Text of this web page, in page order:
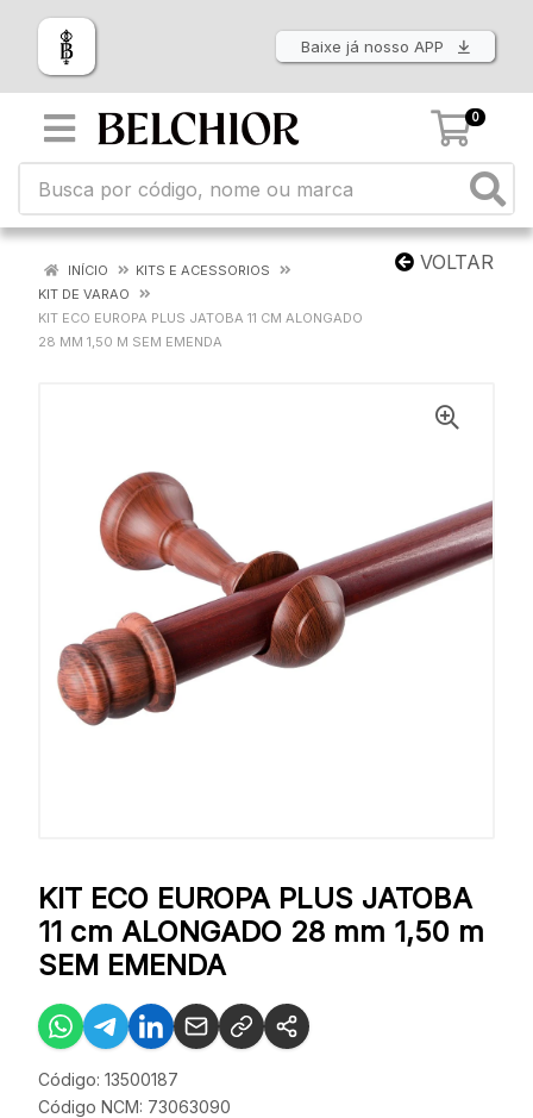
Baixe já nosso APP
0
VOLTAR
INÍCIO
KITS E ACESSORIOS
KIT DE VARAO
KIT ECO EUROPA PLUS JATOBA 11 CM ALONGADO
28 MM 1,50 M SEM EMENDA
KIT ECO EUROPA PLUS JATOBA
11 cm ALONGADO 28 mm 1,50 m
SEM EMENDA
Código: 13500187
Código NCM: 73063090